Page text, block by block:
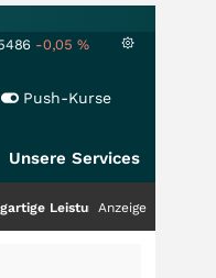
-0,05 %
Push-Kurse
Unsere Services
zieht die Top-Dogs an!
Anzeige